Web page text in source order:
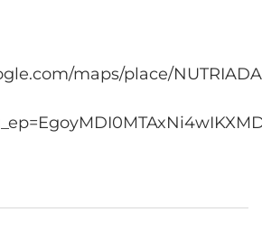
maps/place/